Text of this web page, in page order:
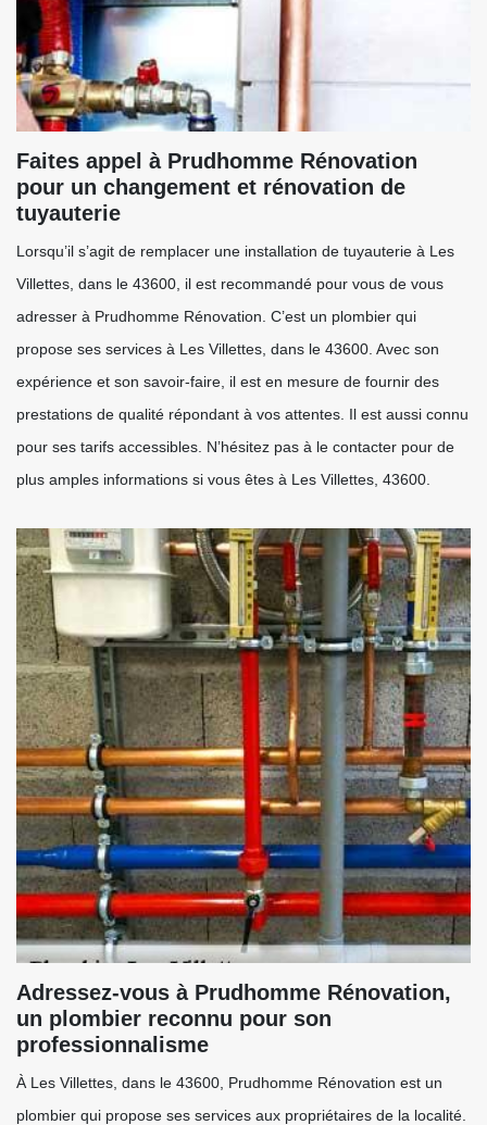
Faites appel à Prudhomme Rénovation
pour un changement et rénovation de
tuyauterie
Lorsqu’il s’agit de remplacer une installation de tuyauterie à Les
Villettes, dans le 43600, il est recommandé pour vous de vous
adresser à Prudhomme Rénovation. C’est un plombier qui
propose ses services à Les Villettes, dans le 43600. Avec son
expérience et son savoir-faire, il est en mesure de fournir des
prestations de qualité répondant à vos attentes. Il est aussi connu
pour ses tarifs accessibles. N’hésitez pas à le contacter pour de
plus amples informations si vous êtes à Les Villettes, 43600.
Adressez-vous à Prudhomme Rénovation,
un plombier reconnu pour son
professionnalisme
À Les Villettes, dans le 43600, Prudhomme Rénovation est un
plombier qui propose ses services aux propriétaires de la localité.